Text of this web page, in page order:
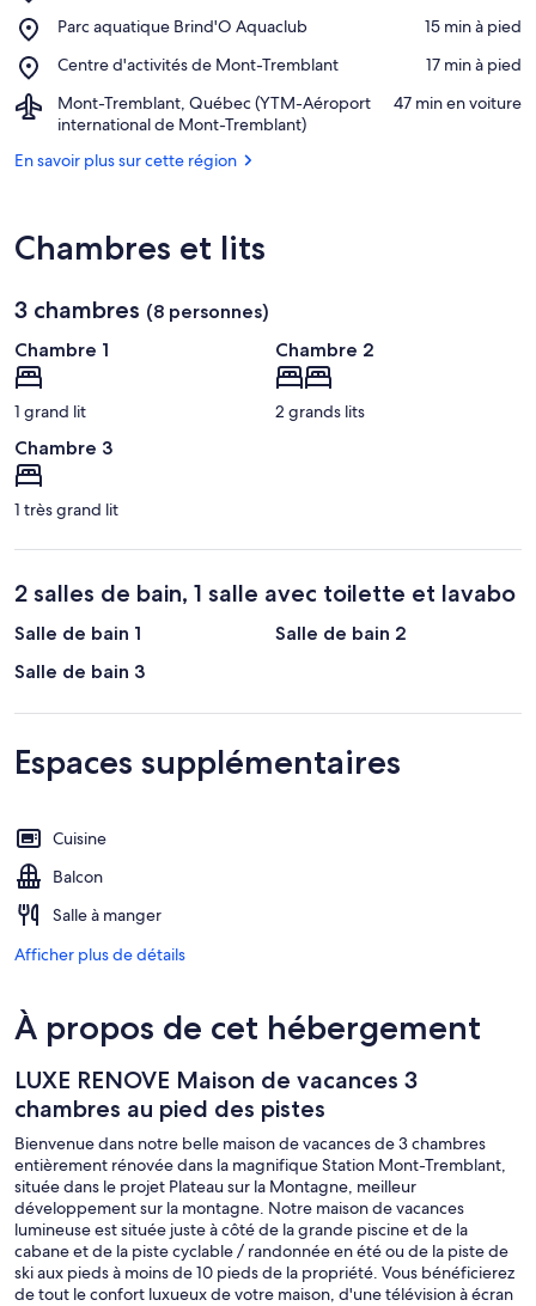
a
e
r
s
s
e
de
du
Mont-
Tremblant
Parc aquatique Brind'O Aquaclub
Place,
aquatique
Aquaclub
‪15 min à pied‬
Centre d'activités de Mont-Tremblant
Place,
d'activités
de
Mont-
Tremblant
‪17 min à pied‬
Mont-Tremblant, Québec (YTM-Aéroport
international de Mont-Tremblant)
Airport,
Mont-
Québec
international
de
‪47 min en voiture‬
En savoir plus sur cette région
Chambres et lits
3 chambres (8 personnes)
Chambre 1
1 grand lit
Chambre 2
2 grands lits
Chambre 3
1 très grand lit
2 salles de bain, 1 salle avec toilette et lavabo
Salle de bain 1
Salle de bain 2
Salle de bain 3
Espaces supplémentaires
Cuisine
Balcon
Salle à manger
Afficher plus de détails
À propos de cet hébergement
LUXE RENOVE Maison de vacances 3
chambres au pied des pistes
Bienvenue dans notre belle maison de vacances de 3 chambres
entièrement rénovée dans la magnifique Station Mont-Tremblant,
située dans le projet Plateau sur la Montagne, meilleur
développement sur la montagne. Notre maison de vacances
lumineuse est située juste à côté de la grande piscine et de la
cabane et de la piste cyclable / randonnée en été ou de la piste de
ski aux pieds à moins de 10 pieds de la propriété. Vous bénéficierez
de tout le confort luxueux de votre maison, d'une télévision à écran